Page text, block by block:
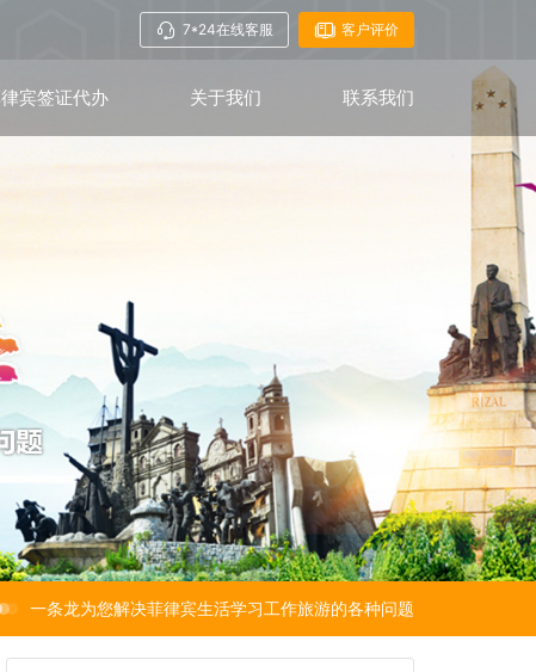
7*24在线客服 客户评价
宾签证代办 关于我们 联系我们
一条龙为您解决菲律宾生活学习工作旅游的各种问题